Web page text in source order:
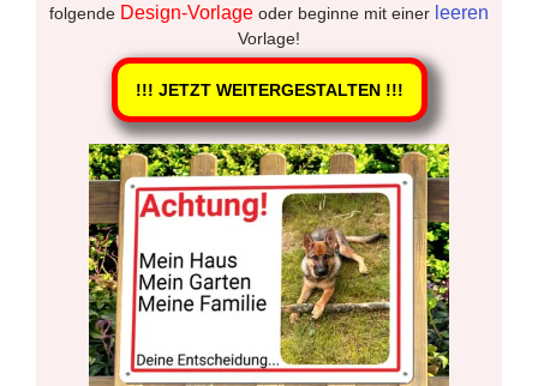
folgende Design-Vorlage oder beginne mit einer leeren
Vorlage!
!!! JETZT WEITERGESTALTEN !!!